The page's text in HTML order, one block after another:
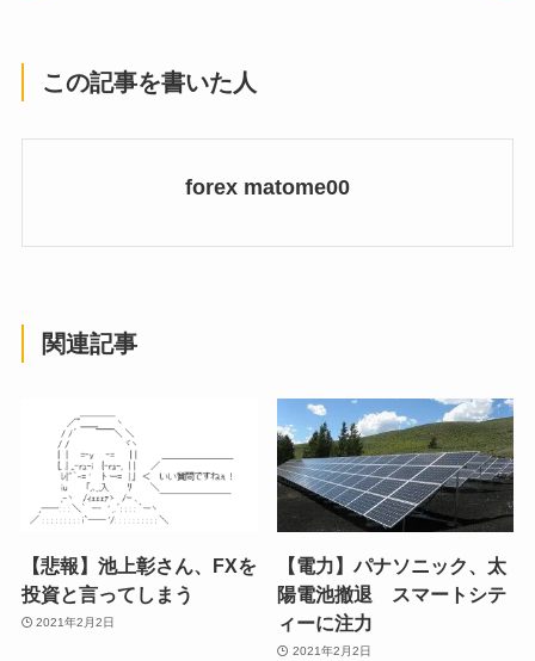
この記事を書いた人
forex matome00
関連記事
【悲報】池上彰さん、FXを
投資と言ってしまう
2021年2月2日
【電力】パナソニック、太
陽電池撤退 スマートシテ
ィーに注力
2021年2月2日